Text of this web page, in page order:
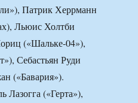
Патрик Херрманн
Льюис Холтби
(«Шальке-04»),
Себастьян Руди
(«Бавария»).
(«Герта»),